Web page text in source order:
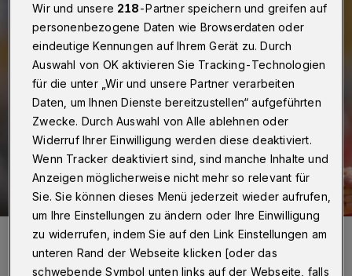
Arnor Gunnarsson (Archivbild).
Foto: Dirk Freund
Wir und unsere 218-Partner speichern und greifen auf
personenbezogene Daten wie Browserdaten oder
eindeutige Kennungen auf Ihrem Gerät zu. Durch
Auswahl von OK aktivieren Sie Tracking-Technologien
für die unter „Wir und unsere Partner verarbeiten
Daten, um Ihnen Dienste bereitzustellen“ aufgeführten
Zwecke. Durch Auswahl von Alle ablehnen oder
Widerruf Ihrer Einwilligung werden diese deaktiviert.
Wenn Tracker deaktiviert sind, sind manche Inhalte und
Anzeigen möglicherweise nicht mehr so relevant für
Sie. Sie können dieses Menü jederzeit wieder aufrufen,
um Ihre Einstellungen zu ändern oder Ihre Einwilligung
zu widerrufen, indem Sie auf den Link Einstellungen am
unteren Rand der Webseite klicken [oder das
schwebende Symbol unten links auf der Webseite, falls